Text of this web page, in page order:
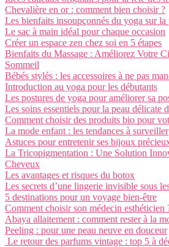
Chevalière en or : comment bien choisir ?
Les bienfaits insoupçonnés du yoga sur la
Le sac à main idéal pour chaque occasion
Créer un espace zen chez soi en 5 étapes
Bienfaits du Massage : Améliorez Votre
Sommeil
Bébés stylés : les accessoires à ne pas
Introduction au yoga pour les débutants
Les postures de yoga pour améliorer sa
Les soins essentiels pour la peau délicate
Comment choisir des produits bio pour
La mode enfant : les tendances à surveiller
Astuces pour entretenir ses bijoux
La Tricopigmentation : Une Solution
Cheveux
Les avantages et risques du botox
Les secrets d’une lingerie invisible sous
5 destinations pour un voyage bien-être
Comment choisir son médecin esthéticien
Abaya allaitement : comment rester à la
Peeling : pour une peau neuve en douceur
Le retour des parfums vintage : top 5 à